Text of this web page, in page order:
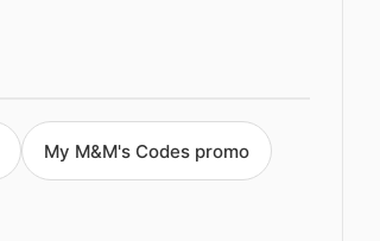
My M&M's Codes promo